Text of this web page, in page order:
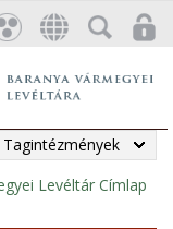
Tagintézmények
Levéltár Címlap